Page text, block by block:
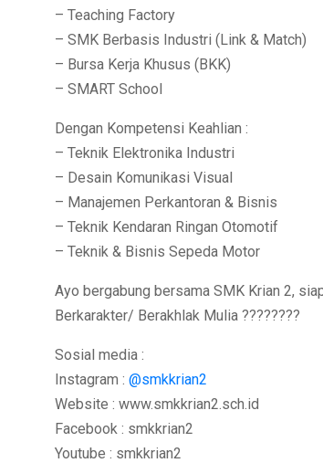
– Teaching Factory
– SMK Berbasis Industri (Link & Match)
– Bursa Kerja Khusus (BKK)
– SMART School
Dengan Kompetensi Keahlian :
– Teknik Elektronika Industri
– Desain Komunikasi Visual
– Manajemen Perkantoran & Bisnis
– Teknik Kendaran Ringan Otomotif
– Teknik & Bisnis Sepeda Motor
Ayo bergabung bersama SMK Krian 2,
Berkarakter/ Berakhlak Mulia ????????
Sosial media :
Instagram : @smkkrian2
Website : www.smkkrian2.sch.id
Facebook : smkkrian2
Youtube : smkkrian2